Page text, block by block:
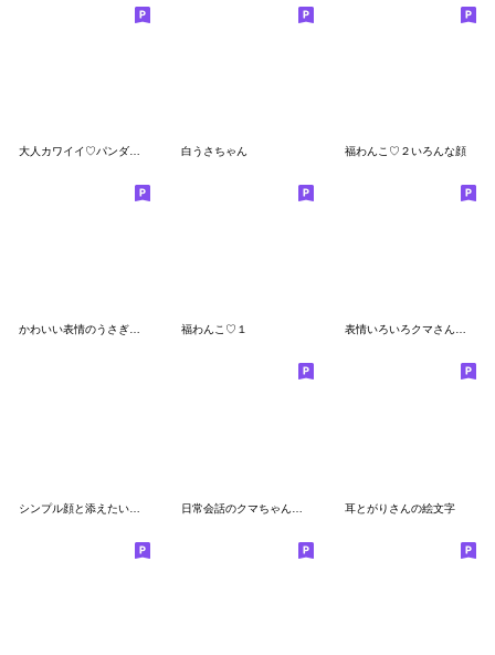
白うさちゃん 福わんこ♡２いろんな顔
かわいい表情のうさぎちゃん絵文字★ 福わんこ♡１ 表情いろいろクマさん絵文字
耳とがりさんの絵文字